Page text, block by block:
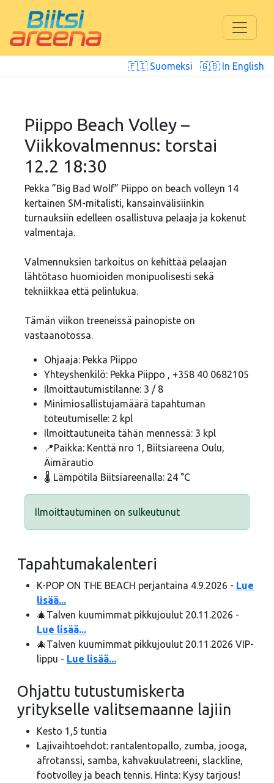
🇫🇮 Suomeksi 🇬🇧 In English
Piippo Beach Volley –
Viikkovalmennus: torstai
12.2 18:30
Pekka ”Big Bad Wolf” Piippo on beach volleyn 14
kertainen SM-mitalisti, kansainvälisiinkin
turnauksiin edelleen osallistuva pelaaja ja kokenut
valmentaja.
Valmennuksien tarkoitus on kehittää pelaajan
lähtötaso huomioiden monipuolisesti sekä
tekniikkaa että pelinlukua.
Tämän viikon treeneissä painopiste on
vastaanotossa.
Ohjaaja: Pekka Piippo
Yhteyshenkilö: Pekka Piippo , +358 40 0682105
Ilmoittautumistilanne: 3 / 8
Minimiosallistujamäärä tapahtuman
toteutumiselle: 2 kpl
Ilmoittautuneita tähän mennessä: 3 kpl
📍Paikka: Kenttä nro 1, Biitsiareena Oulu,
Äimärautio
🌡️ Lämpötila Biitsiareenalla: 24 °C
Ilmoittautuminen on sulkeutunut
Tapahtumakalenteri
K-POP ON THE BEACH perjantaina 4.9.2026 - Lue
lisää...
🎄Talven kuumimmat pikkujoulut 20.11.2026 -
Lue lisää...
🎄Talven kuumimmat pikkujoulut 20.11.2026 VIP-
lippu - Lue lisää...
Ohjattu tutustumiskerta
yritykselle valitsemaanne lajiin
Kesto 1,5 tuntia
Lajivaihtoehdot: rantalentopallo, zumba, jooga,
afrotanssi, samba, kahvakuulatreeni, slackline,
footvolley ja beach tennis. Hinta: Kysy tarjous!